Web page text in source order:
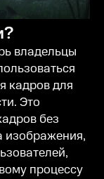
владельцы
кадров для
Это
без
изображения,
процессу